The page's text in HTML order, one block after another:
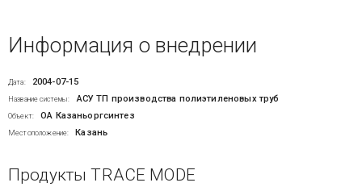
Информация о внедрении
Дата: 2004-07-15
Название системы: АСУ ТП производства полиэтиленовых труб
Объект: ОА Казаньоргсинтез
Местоположение: Казань
Продукты TRACE MODE